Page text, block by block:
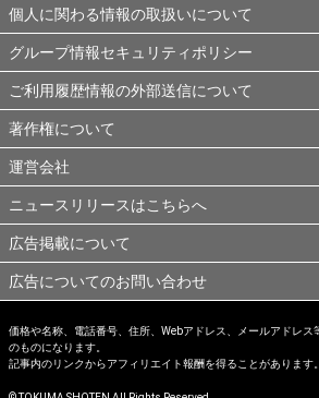
個人に関わる情報の取扱いについて
グループ情報セキュリティポリシー
ご利用履歴情報の外部送信について
著作権について
運営会社
ニュースリリースはこちらへ
広告掲載について
広告についてのお問い合わせ
価格や名称、電話番号、住所、Webアドレス、メールアドレス
のものになります。
記事内のリンクからアフィリエイト報酬を得ることがあります。